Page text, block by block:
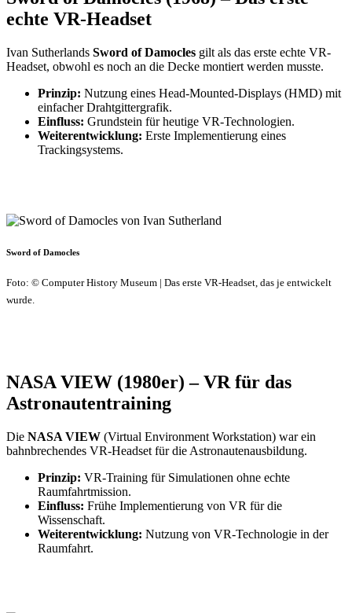
echte VR-Headset
Ivan Sutherlands Sword of Damocles gilt als das erste echte VR-
Headset, obwohl es noch an die Decke montiert werden musste.
Prinzip: Nutzung eines Head-Mounted-Displays (HMD) mit
einfacher Drahtgittergrafik.
Einfluss: Grundstein für heutige VR-Technologien.
Weiterentwicklung: Erste Implementierung eines
Trackingsystems.
Sword of Damocles
Foto: © Computer History Museum | Das erste VR-Headset, das je entwickelt
wurde.
NASA VIEW (1980er) – VR für das
Astronautentraining
Die NASA VIEW (Virtual Environment Workstation) war ein
bahnbrechendes VR-Headset für die Astronautenausbildung.
Prinzip: VR-Training für Simulationen ohne echte
Raumfahrtmission.
Einfluss: Frühe Implementierung von VR für die
Wissenschaft.
Weiterentwicklung: Nutzung von VR-Technologie in der
Raumfahrt.